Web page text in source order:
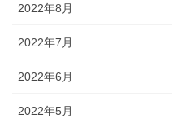
2022年8月
2022年7月
2022年6月
2022年5月